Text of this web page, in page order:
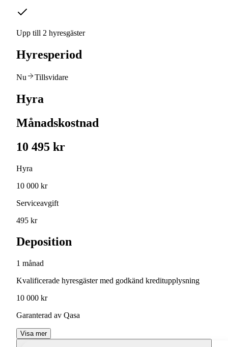
Upp till 2 hyresgäster
Hyresperiod
Nu Tillsvidare
Hyra
Månadskostnad
10 495 kr
Hyra
10 000 kr
Serviceavgift
495 kr
Deposition
1 månad
Kvalificerade hyresgäster med godkänd kreditupplysning
10 000 kr
Garanterad av Qasa
Visa mer